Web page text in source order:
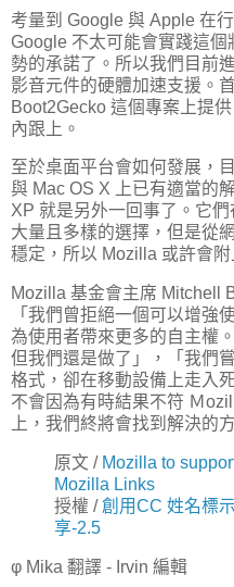
考量到 Google 與 Apple 在
Google 不太可能會實踐這
勢的承諾了。所以我們目前
影音元件的硬體加速支援。
Boot2Gecko 這個專案上提
內跟上。
至於桌面平台會如何發展，
與 Mac OS X 上已有適當的
XP 就是另外一回事了。它
大量且多樣的選擇，但是從
穩定，所以 Mozilla 或許會
Mozilla 基金會主席 Mitchell
「我們曾拒絕一個可以增強
為使用者帶來更多的自主權
但我們還是做了」，「我們
格式，卻在移動設備上走入
不會因為有時結果不符 Ｍ
上，我們終將會找到解決的
原文 / Mozilla to
Mozilla Links
授權 /創用CC 姓名標
享-2.5
φ Mika 翻譯 - Irvin 編輯